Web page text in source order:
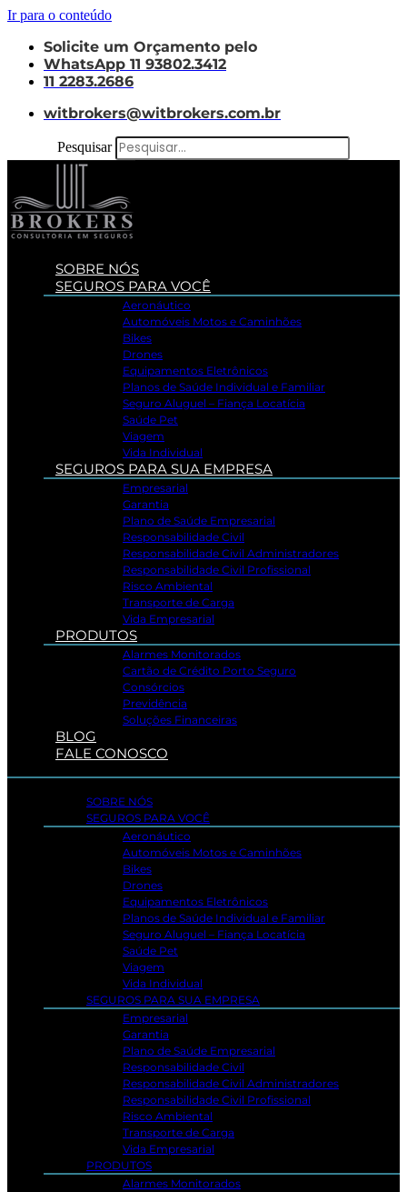
Ir para o conteúdo
Solicite um Orçamento pelo
WhatsApp 11 93802.3412
11 2283.2686
witbrokers@witbrokers.com.br
Pesquisar
SOBRE NÓS
SEGUROS PARA VOCÊ
Aeronáutico
Automóveis Motos e Caminhões
Bikes
Drones
Equipamentos Eletrônicos
Planos de Saúde Individual e Familiar
Seguro Aluguel – Fiança Locatícia
Saúde Pet
Viagem
Vida Individual
SEGUROS PARA SUA EMPRESA
Empresarial
Garantia
Plano de Saúde Empresarial
Responsabilidade Civil
Responsabilidade Civil Administradores
Responsabilidade Civil Profissional
Risco Ambiental
Transporte de Carga
Vida Empresarial
PRODUTOS
Alarmes Monitorados
Cartão de Crédito Porto Seguro
Consórcios
Previdência
Soluções Financeiras
BLOG
FALE CONOSCO
SOBRE NÓS
SEGUROS PARA VOCÊ
Aeronáutico
Automóveis Motos e Caminhões
Bikes
Drones
Equipamentos Eletrônicos
Planos de Saúde Individual e Familiar
Seguro Aluguel – Fiança Locatícia
Saúde Pet
Viagem
Vida Individual
SEGUROS PARA SUA EMPRESA
Empresarial
Garantia
Plano de Saúde Empresarial
Responsabilidade Civil
Responsabilidade Civil Administradores
Responsabilidade Civil Profissional
Risco Ambiental
Transporte de Carga
Vida Empresarial
PRODUTOS
Alarmes Monitorados